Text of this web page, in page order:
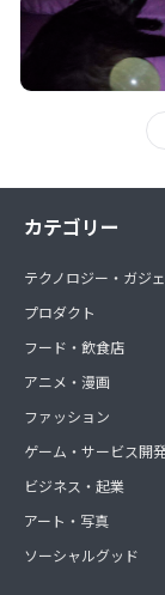
カテゴリー
テクノロジー・ガジ
プロダクト
フード・飲食店
アニメ・漫画
ファッション
ゲーム・サービス開
ビジネス・起業
アート・写真
ソーシャルグッド